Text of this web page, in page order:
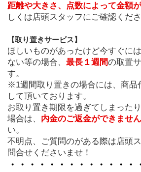
距離や大きさ、点数によって金額
しくは店頭スタッフにご確認くだ
【取り置きサービス】
ほしいものがあったけど今すぐに
ない等の場合、 最長１週間の取置
す。
※1週間取り置きの場合には、商品
して頂いております。
お取り置き期限を過ぎてしまった
場合は、 内金のご返金ができません
い。
不明点、ご質問のがある際は店頭
問合せくださいませ！
・・・・・・・・・・・・・